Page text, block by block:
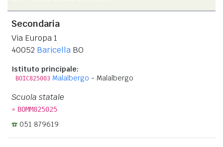
Secondaria
Via Europa 1
40052 Baricella BO
Istituto principale:
BOIC825003 Malalbergo - Malalbergo
Scuola statale
» BOMM825025
051 879619